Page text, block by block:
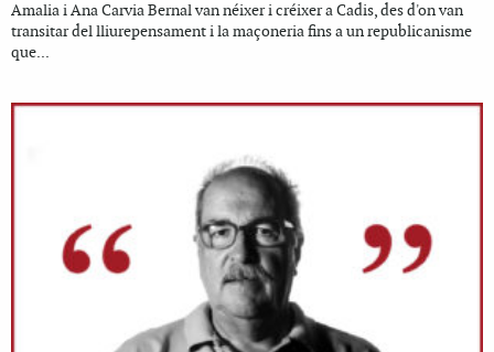
Amalia i Ana Carvia Bernal van néixer i créixer a Cadis, des d'on van
transitar del lliurepensament i la maçoneria fins a un republicanisme
que...